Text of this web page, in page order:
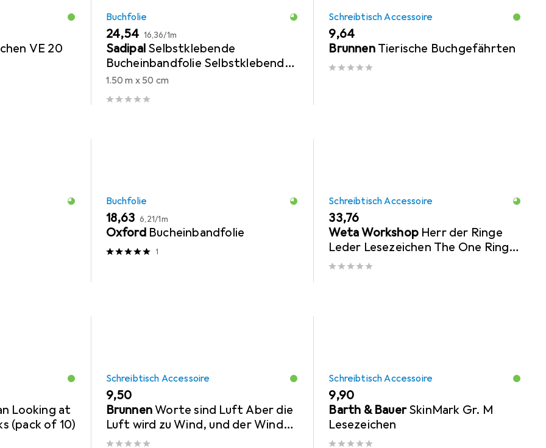
VE 20
Buchfolie
EUR
24,54 EUR
16,36/1m
Sadipal Selbstklebende
Bucheinbandfolie Selbstklebend
0,5 x 1,5 m Durchsichtig 25 Stück
1.50 m x 50 cm
Schreibtisch Accessoire
EUR
9,64
Brunnen Tierische Buchgefährten
Buchfolie
EUR
18,63 EUR
6,21/1m
Oxford Bucheinbandfolie
1
Schreibtisch Accessoire
EUR
33,76
Weta Workshop Herr der Ringe
Leder Lesezeichen The One Ring
Inscription
Looking at
(pack of 10)
Schreibtisch Accessoire
EUR
9,50
BrunnenWorte sind Luft Aber die
Luft wird zu Wind, und der Wind
lässt die Schiffe segeln nach
Schreibtisch Accessoire
EUR
9,90
Barth & Bauer SkinMark Gr. M
Lesezeichen